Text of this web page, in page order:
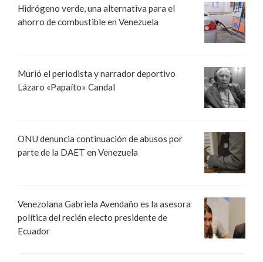
Hidrógeno verde, una alternativa para el
ahorro de combustible en Venezuela
Murió el periodista y narrador deportivo
Lázaro «Papaíto» Candal
ONU denuncia continuación de abusos por
parte de la DAET en Venezuela
Venezolana Gabriela Avendaño es la asesora
política del recién electo presidente de
Ecuador